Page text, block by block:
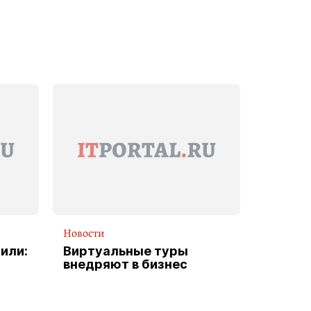
Новости
Виртуальные туры
внедряют в бизнес